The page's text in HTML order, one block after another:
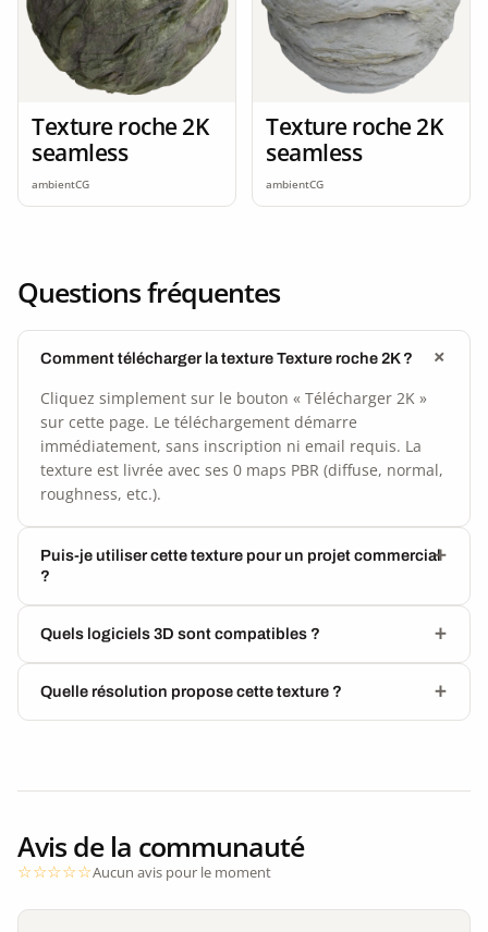
Texture roche 2K
seamless
ambientCG
Texture roche 2K
seamless
ambientCG
Questions fréquentes
Comment télécharger la texture Texture roche 2K ?
Cliquez simplement sur le bouton « Télécharger 2K »
sur cette page. Le téléchargement démarre
immédiatement, sans inscription ni email requis. La
texture est livrée avec ses 0 maps PBR (diffuse, normal,
roughness, etc.).
Puis-je utiliser cette texture pour un projet commercial
?
Quels logiciels 3D sont compatibles ?
Quelle résolution propose cette texture ?
Avis de la communauté
Aucun avis pour le moment